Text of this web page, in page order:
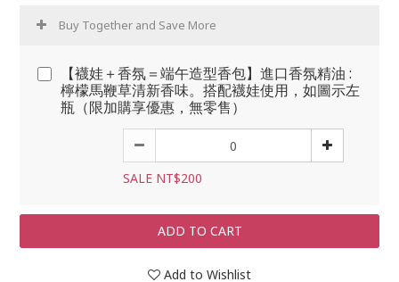
Buy Together and Save More
【襪娃＋香氛＝端午造型香包】進口香氛精油 :
檸檬馬鞭草清新香味。搭配襪娃使用，如圖示左
瓶（限加購享優惠，無零售）
SALE NT$200
ADD TO CART
Add to Wishlist